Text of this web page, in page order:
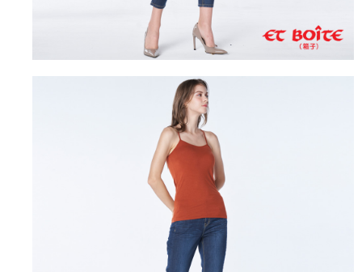
１．透過由恩沛科技股份有限公司提供之「AFTEE先享後付」服務完成之交
易，需依本服務之必要範圍內提供個人資料，並將交易相關給付款項請求債
權轉讓予恩沛科技股份有限公司。
２．關於個人資料處理事宜，請瀏覽以下網址：
３．未成年的使用者請事先徵得法定代理人或監護人之同意方可使用
「AFTEE先享後付」，若未經同意申辦者引起之損失，本公司不負相關責
４．使用「AFTEE先享後付」時，將依據個別帳號之用戶狀況，依本公司即
時審查核予不同之上限額度；若仍有額度不足之情形，本公司將視審查結果
５．嚴禁一人註冊多個帳號或使用他人資訊註冊。若發現惡意使用之情形，
恩沛科技股份有限公司將有權停止該用戶之使用額度並採取法律行動。
每筆NT$80，滿NT$3,000(含以上)免運費
每筆NT$80，滿NT$3,000(含以上)免運費
每筆NT$100，滿NT$3,000(含以上)免運費